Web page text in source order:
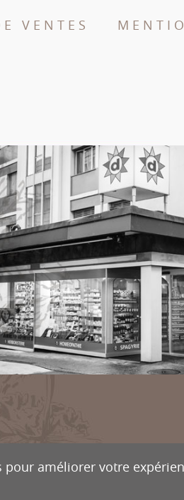
VENTES
améliorer votre